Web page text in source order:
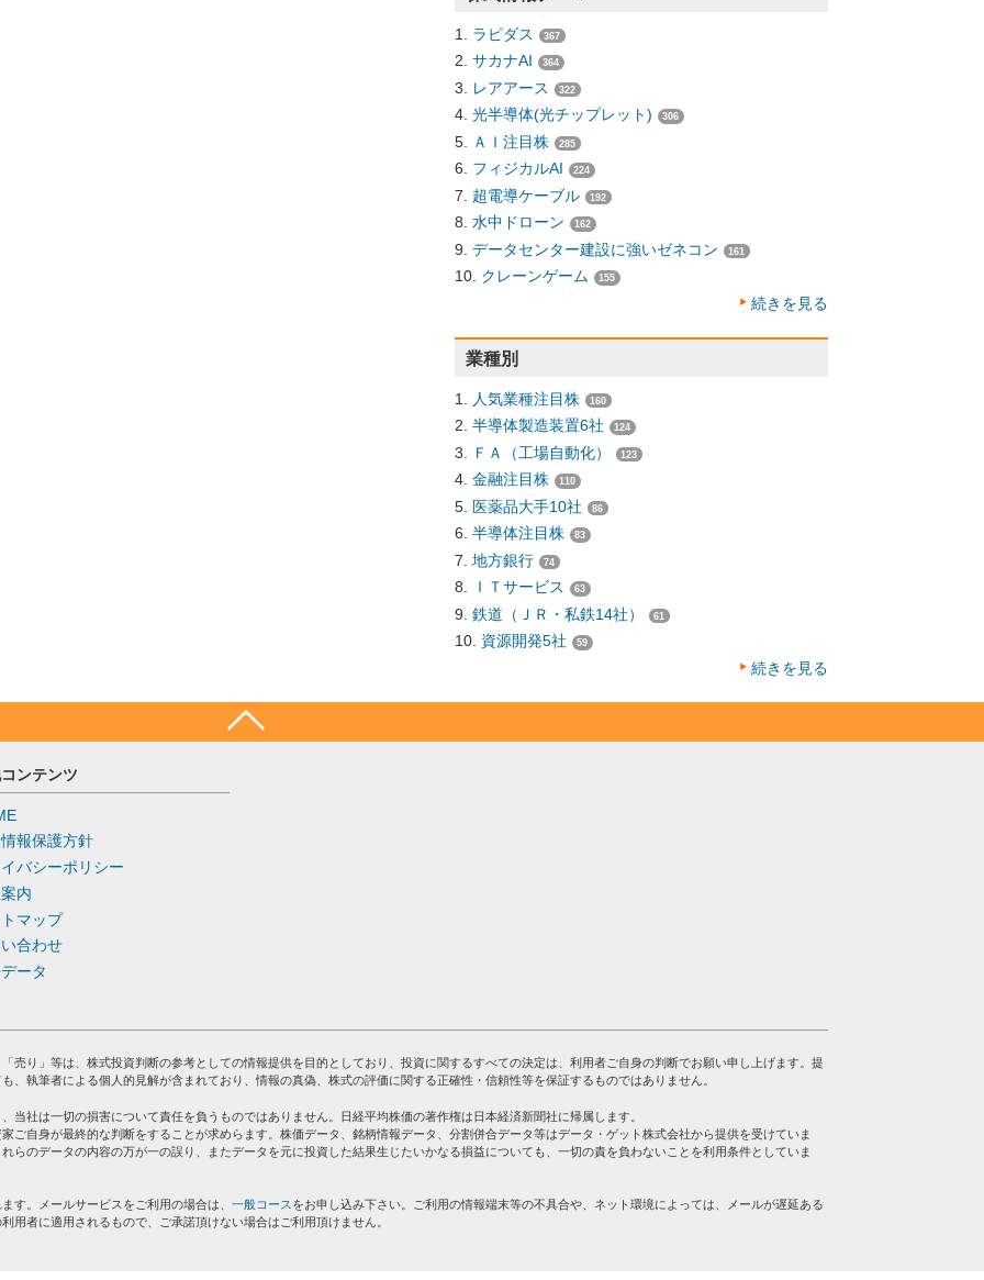
ラピダス 367
サカナAI 364
レアアース 322
光半導体(光チップレット) 306
ＡＩ注目株 285
フィジカルAI 224
超電導ケーブル 192
水中ドローン 162
データセンター建設に強いゼネコン 161
クレーンゲーム 155
続きを見る
業種別
人気業種注目株 160
半導体製造装置6社 124
ＦＡ（工場自動化） 123
金融注目株 110
医薬品大手10社 86
半導体注目株 83
地方銀行 74
ＩＴサービス 63
鉄道（ＪＲ・私鉄14社） 61
資源開発5社 59
続きを見る
ンテンツ
報保護方針
バシーポリシー
内
マップ
合わせ
ータ
売り」等は、株式投資判断の参考としての情報提供を目的としており、投資に関するすべての決定は、利用者ご自身の判断でお願い申し上げます。提
、執筆者による個人的見解が含まれており、情報の真偽、株式の評価に関する正確性・信頼性等を保証するものではありません。
当社は一切の損害について責任を負うものではありません。日経平均株価の著作権は日本経済新聞社に帰属します。
ご自身が最終的な判断をすることが求めらます。株価データ、銘柄情報データ、分割併合データ等はデータ・ゲット株式会社から提供を受けていま
らのデータの内容の万が一の誤り、またデータを元に投資した結果生じたいかなる損益についても、一切の責を負わないことを利用条件としていま
す。メールサービスをご利用の場合は、 一般コースをお申し込み下さい。ご利用の情報端末等の不具合や、ネット環境によっては、メールが遅延ある
用者に適用されるもので、ご承諾頂けない場合はご利用頂けません。